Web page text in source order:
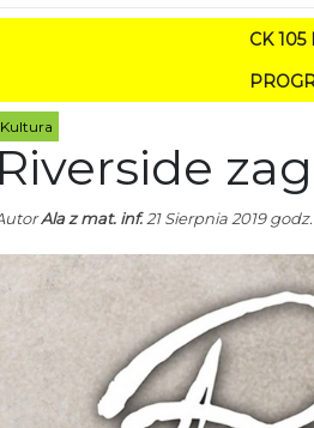
CK 105 Koszalin -
PROGRAM: Lato
Kultura
Riverside
Ala z mat. inf.21 Sierpnia 2019